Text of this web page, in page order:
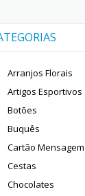
Arranjos Florais
Artigos Esportivos
Botões
Buquês
Cartão Mensagem
Cestas
Chocolates